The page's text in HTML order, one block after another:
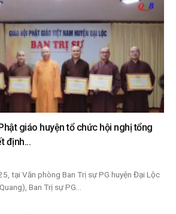
giáo huyện tổ chức hội nghị tổng
định...
tại Văn phòng Ban Trị sự PG huyện Đại Lộc
Ban Trị sự PG...